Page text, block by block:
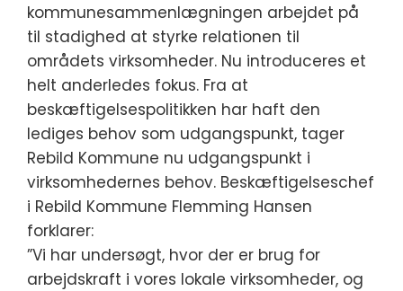
kommunesammenlægningen arbejdet på
til stadighed at styrke relationen til
områdets virksomheder. Nu introduceres et
helt anderledes fokus. Fra at
beskæftigelsespolitikken har haft den
lediges behov som udgangspunkt, tager
Rebild Kommune nu udgangspunkt i
virksomhedernes behov. Beskæftigelseschef
i Rebild Kommune Flemming Hansen
forklarer:
”Vi har undersøgt, hvor der er brug for
arbejdskraft i vores lokale virksomheder, og